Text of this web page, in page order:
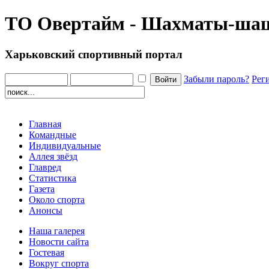
ТО Овертайм - Шахматы-
Харьковский спортивный портал
Забыли пароль?
Главная
Командные
Индивидуальные
Аллея звёзд
Главред
Статистика
Газета
Около спорта
Анонсы
Наша галерея
Новости сайта
Гостевая
Вокруг спорта